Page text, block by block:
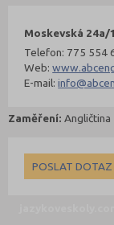
Moskevská 24a/
Telefon: 775 554
Web:
E-mail:
Zaměření: Angličtina
POSLAT DOTAZ